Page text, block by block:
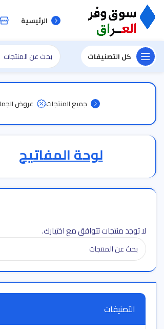
الرئيسية
كل التصنيفات
جميع المنتجات عروض
لوحة المفاتيح
لا توجد منتجات تتوافق مع اختيارك.
التصنيفات